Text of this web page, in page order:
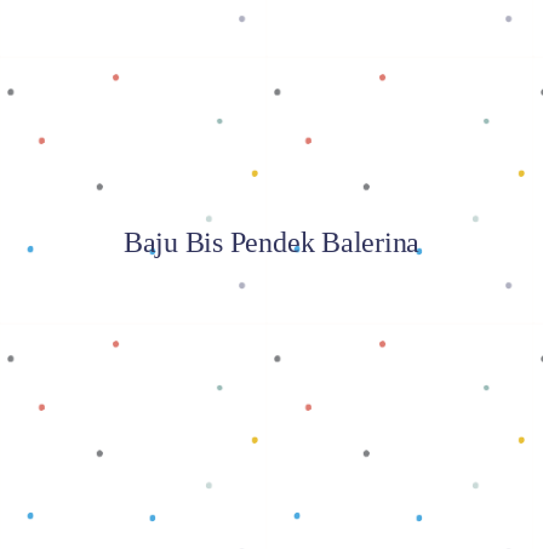
Baca selengkapnya
Baju Bis Pendek Balerina
Baca selengkapnya